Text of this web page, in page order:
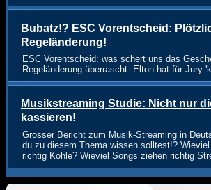
Bubatz!? ESC Vorentscheid:
Regeländerung!
ESC Vorentscheid: was schert uns das
Regeländerung überrascht. Elton hat für Jury
Musikstreaming Studie: Nicht nur
kassieren!
Grosser Bericht zum Musik-Streaming in
du zu diesem Thema wissen solltest!?
richtig Kohle? Wieviel Songs ziehen richtig